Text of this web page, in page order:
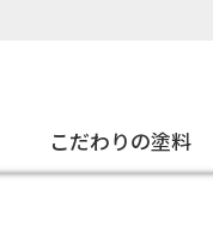
こだわりの塗料